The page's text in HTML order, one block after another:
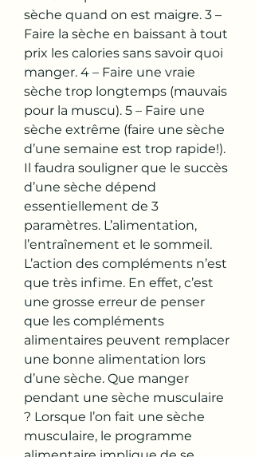
sèche quand on est maigre. 3 –
Faire la sèche en baissant à tout
prix les calories sans savoir quoi
manger. 4 – Faire une vraie
sèche trop longtemps (mauvais
pour la muscu). 5 – Faire une
sèche extrême (faire une sèche
d’une semaine est trop rapide!).
Il faudra souligner que le succès
d’une sèche dépend
essentiellement de 3
paramètres. L’alimentation,
l’entraînement et le sommeil.
L’action des compléments n’est
que très infime. En effet, c’est
une grosse erreur de penser
que les compléments
alimentaires peuvent remplacer
une bonne alimentation lors
d’une sèche. Que manger
pendant une sèche musculaire
? Lorsque l’on fait une sèche
musculaire, le programme